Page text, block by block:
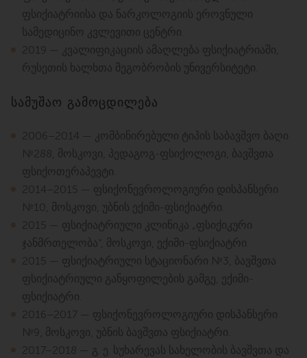
ფსიქიატრიისა და ნარკოლოგიის ეროვნული
სამედიცინო კვლევითი ცენტრი.
2019 — კვალიფიკაციის ამაღლება ფსიქიატრიაში,
რუსეთის ხალხთა მეგობრობის უნივერსიტეტი.
სამუშაო გამოცდილება
2006–2014 — კომბინირებული ტიპის საბავშვო ბაღი
№288, მოსკოვი, პედაგოგ-ფსიქოლოგი, ბავშვთა
ფსიქოთერაპევტი.
2014–2015 — ფსიქონევროლოგიური დისპანსერი
№10, მოსკოვი, უბნის ექიმი-ფსიქიატრი.
2015 — ფსიქიატრიული კლინიკა „ფსიქიკური
ჯანმრთელობა“, მოსკოვი, ექიმი-ფსიქიატრი.
2015 — ფსიქიატრიული სტაციონარი №3, ბავშვთა
ფსიქიატრიული განყოფილების გამგე, ექიმი-
ფსიქიატრი.
2016–2017 — ფსიქონევროლოგიური დისპანსერი
№9, მოსკოვი, უბნის ბავშვთა ფსიქიატრი.
2017–2018 — გ. ე. სუხარევას სახელობის ბავშვთა და